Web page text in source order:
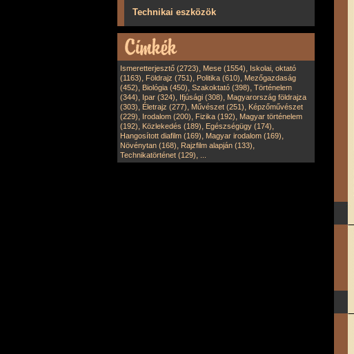
Technikai eszközök
Ismeretterjesztő (2723), Mese (1554), Iskolai, oktató
(1163), Földrajz (751), Politika (610), Mezőgazdaság
(452), Biológia (450), Szakoktató (398), Történelem
(344), Ipar (324), Ifjúsági (308), Magyarország földrajza
(303), Életrajz (277), Művészet (251), Képzőművészet
(229), Irodalom (200), Fizika (192), Magyar történelem
(192), Közlekedés (189), Egészségügy (174),
Hangosított diafilm (169), Magyar irodalom (169),
Növénytan (168), Rajzfilm alapján (133),
Technikatörténet (129),